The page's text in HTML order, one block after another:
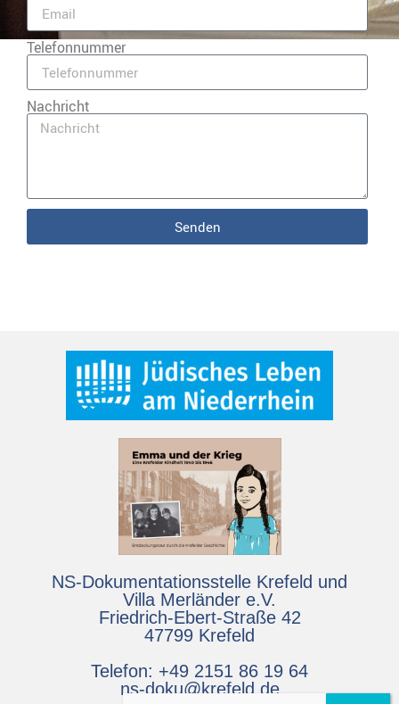
Telefonnummer
Nachricht
Senden
NS-Dokumentationsstelle Krefeld und
Villa Merländer e.V.
Friedrich-Ebert-Straße 42
47799 Krefeld
Telefon: +49 2151 86 19 64
ns-doku@krefeld.de